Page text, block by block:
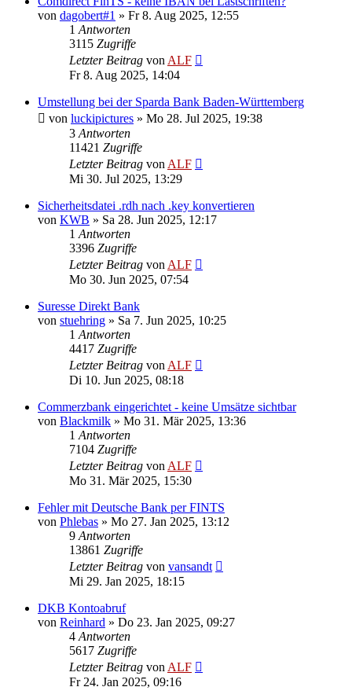
von dagobert#1 » Fr 8. Aug 2025, 12:55
1 Antworten
3115 Zugriffe
Letzter Beitrag von ALF
Fr 8. Aug 2025, 14:04
Umstellung bei der Sparda Bank Baden-Württemberg
von luckipictures » Mo 28. Jul 2025, 19:38
3 Antworten
11421 Zugriffe
Letzter Beitrag von ALF
Mi 30. Jul 2025, 13:29
Sicherheitsdatei .rdh nach .key konvertieren
von KWB » Sa 28. Jun 2025, 12:17
1 Antworten
3396 Zugriffe
Letzter Beitrag von ALF
Mo 30. Jun 2025, 07:54
Suresse Direkt Bank
von stuehring » Sa 7. Jun 2025, 10:25
1 Antworten
4417 Zugriffe
Letzter Beitrag von ALF
Di 10. Jun 2025, 08:18
Commerzbank eingerichtet - keine Umsätze sichtbar
von Blackmilk » Mo 31. Mär 2025, 13:36
1 Antworten
7104 Zugriffe
Letzter Beitrag von ALF
Mo 31. Mär 2025, 15:30
Fehler mit Deutsche Bank per FINTS
von Phlebas » Mo 27. Jan 2025, 13:12
9 Antworten
13861 Zugriffe
Letzter Beitrag von vansandt
Mi 29. Jan 2025, 18:15
DKB Kontoabruf
von Reinhard » Do 23. Jan 2025, 09:27
4 Antworten
5617 Zugriffe
Letzter Beitrag von ALF
Fr 24. Jan 2025, 09:16